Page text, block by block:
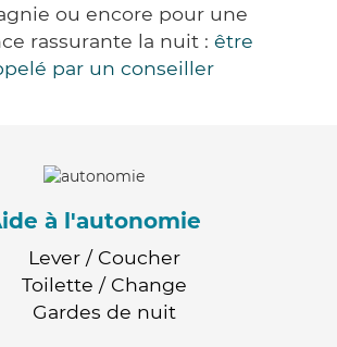
ou encore pour une
rassurante la nuit : être
par un conseiller
à l'autonomie
Lever / Coucher
Toilette / Change
Gardes de nuit